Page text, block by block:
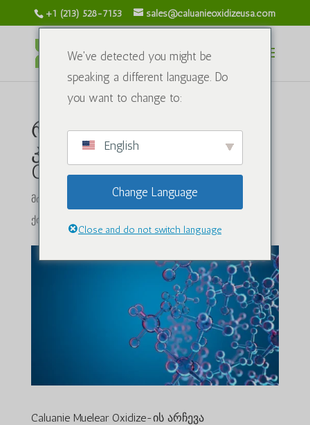
+1 (213) 528-7153 sales@caluanieoxidizeusa.com
როგორ ავირჩიოთ
კარგი Caluanie Muelear
Oxidize!
მიერ caluanieoxidizeusa.com|2024 წლის 4 აპრილს
ქიმიური ნაერთები
Caluanie Muelear Oxidize-ის არჩევა
We've detected you might be
speaking a different language. Do
you want to change to:
English
Change Language
Close and do not switch language